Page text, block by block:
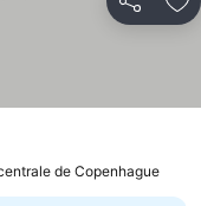
Partager
de Copenhague